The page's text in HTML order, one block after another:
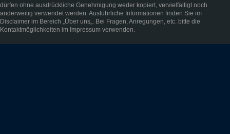
dürfen ohne ausdrückliche Genehmigung weder kopiert, vervielfältigt noch
anderweitig verwendet werden. Ausführliche Informationen finden Sie im
Disclaimer im Bereich „ Über uns „. Bei Fragen, Anregungen, etc. bitte die
Kontaktmöglichkeiten im Impressum verwenden.